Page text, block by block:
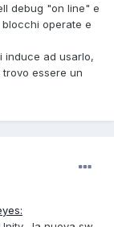
debug "on line" e
operate e
induce ad usarlo,
essere un